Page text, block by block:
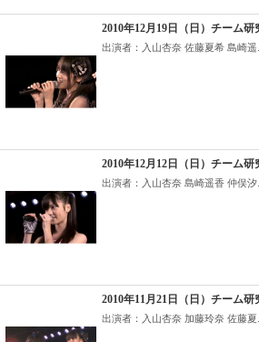
2010年12月19日（日）チーム
出演者：入山杏奈 佐藤夏希 島崎遥...
2010年12月12日（日）チーム
出演者：入山杏奈 島崎遥香 仲俣汐...
2010年11月21日（日）チーム
出演者：入山杏奈 加藤玲奈 佐藤夏...